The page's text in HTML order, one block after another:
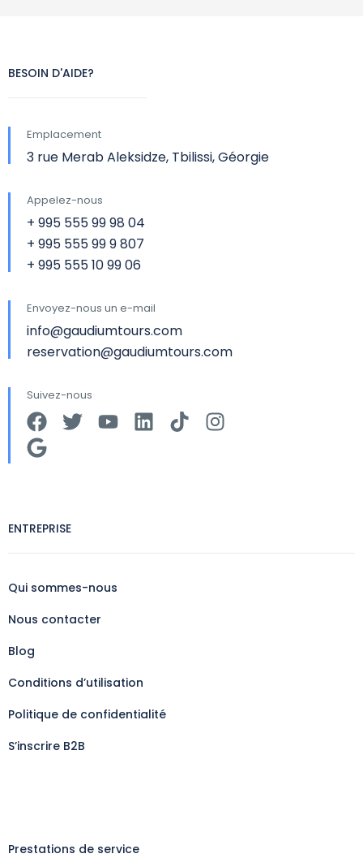
BESOIN D'AIDE?
Emplacement
3 rue Merab Aleksidze, Tbilissi, Géorgie
Appelez-nous
+ 995 555 99 98 04
+ 995 555 99 9 807
+ 995 555 10 99 06
Envoyez-nous un e-mail
info@gaudiumtours.com
reservation@gaudiumtours.com
Suivez-nous
ENTREPRISE
Qui sommes-nous
Nous contacter
Blog
Conditions d’utilisation
Politique de confidentialité
S’inscrire B2B
Prestations de service